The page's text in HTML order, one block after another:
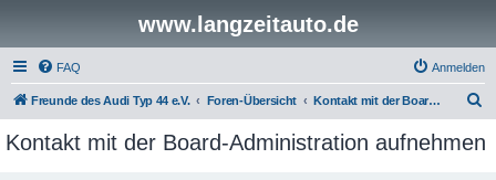
www.langzeitauto.de
FAQ Anmelden
Freunde des Audi Typ 44 e.V. Foren-Übersicht Kontakt mit der Board-Administration aufnehmen
c
Kontakt mit der Board-Administration aufnehmen